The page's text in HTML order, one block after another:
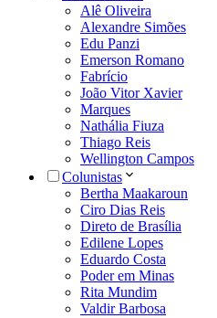
Alê Oliveira
Alexandre Simões
Edu Panzi
Emerson Romano
Fabrício
João Vitor Xavier
Marques
Nathália Fiuza
Thiago Reis
Wellington Campos
Colunistas
Bertha Maakaroun
Ciro Dias Reis
Direto de Brasília
Edilene Lopes
Eduardo Costa
Poder em Minas
Rita Mundim
Valdir Barbosa